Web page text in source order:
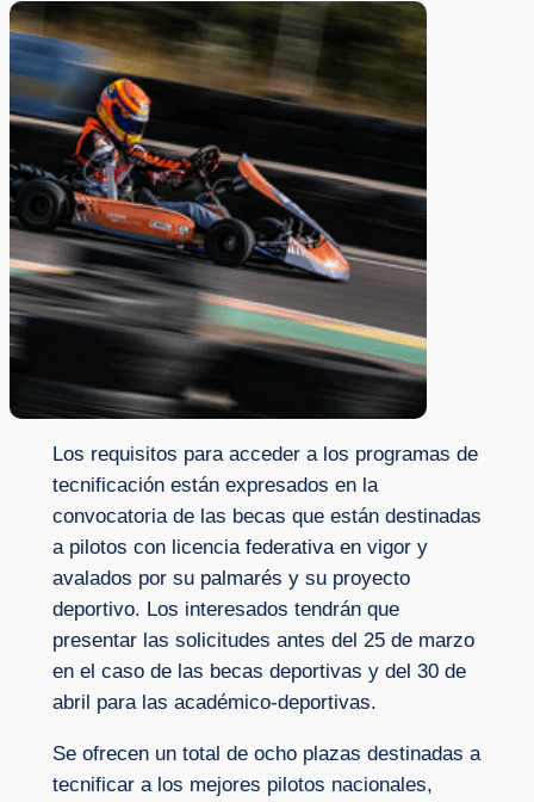
Los requisitos para acceder a los programas de
tecnificación están expresados en la
convocatoria de las becas que están destinadas
a pilotos con licencia federativa en vigor y
avalados por su palmarés y su proyecto
deportivo. Los interesados tendrán que
presentar las solicitudes antes del 25 de marzo
en el caso de las becas deportivas y del 30 de
abril para las académico-deportivas.
Se ofrecen un total de ocho plazas destinadas a
tecnificar a los mejores pilotos nacionales,